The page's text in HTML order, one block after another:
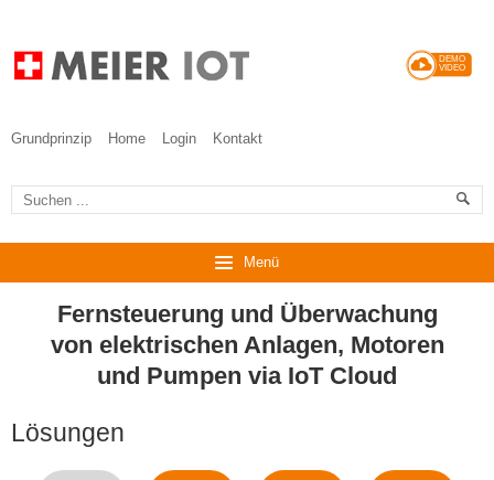
DEMO
VIDEO
Grundprinzip Home Login Kontakt
Menü
Fernsteuerung und Überwachung
von elektrischen Anlagen, Motoren
und Pumpen via IoT Cloud
Lösungen